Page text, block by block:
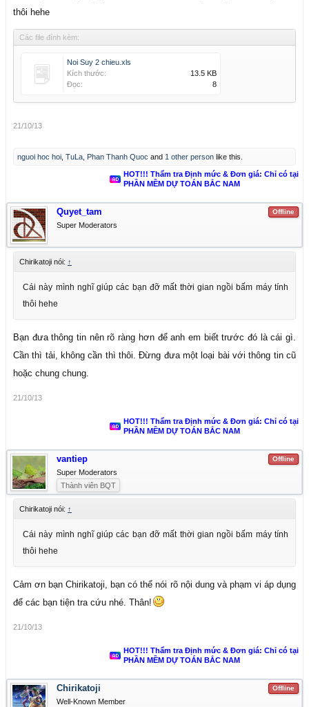
thôi hehe
Các file đính kèm:
Noi Suy 2 chieu.xls
Kích thước:
13.5 KB
Đọc:
8
21/10/13
nguoi hoc hoi TuLa Phan Thanh Quoc and 1 other person like this.
HOT!!! Thẩm tra Định mức & Đơn giá: Chỉ có tại
PHẦN MỀM DỰ TOÁN BẮC NAM
Offline
Quyet_tam
Super Moderators
Chirikatoji nói: ↑
Cái này mình nghĩ giúp các bạn đỡ mất thời gian ngồi bấm máy tính
thôi hehe
Bạn đưa thông tin nên rõ ràng hơn để anh em biết trước đó là cái gì.
Cần thì tải, không cần thì thôi. Đừng đưa một loại bài với thông tin cũ
hoặc chung chung.
21/10/13
HOT!!! Thẩm tra Định mức & Đơn giá: Chỉ có tại
PHẦN MỀM DỰ TOÁN BẮC NAM
Offline
vantiep
Super Moderators
Thành viên BQT
Chirikatoji nói: ↑
Cái này mình nghĩ giúp các bạn đỡ mất thời gian ngồi bấm máy tính
thôi hehe
Cảm ơn bạn Chirikatoji, bạn có thể nói rõ nội dung và phạm vi áp dụng
để các bạn tiện tra cứu nhé. Thân!
21/10/13
HOT!!! Thẩm tra Định mức & Đơn giá: Chỉ có tại
PHẦN MỀM DỰ TOÁN BẮC NAM
Offline
Chirikatoji
Well-Known Member